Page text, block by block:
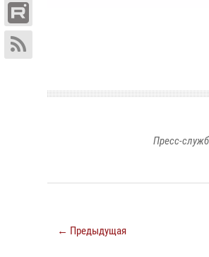
Пресс-
← Предыдущая